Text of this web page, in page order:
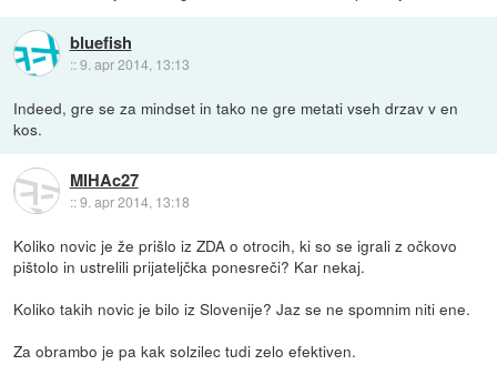
bluefish
::9. apr 2014, 13:13
Indeed, gre se za mindset in tako ne gre metati vseh drzav v en
kos.
MIHAc27
::9. apr 2014, 13:18
Koliko novic je že prišlo iz ZDA o otrocih, ki so se igrali z očkovo
pištolo in ustrelili prijateljčka ponesreči? Kar nekaj.
Koliko takih novic je bilo iz Slovenije? Jaz se ne spomnim niti ene.
Za obrambo je pa kak solzilec tudi zelo efektiven.